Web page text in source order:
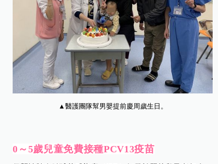
▲醫護團隊幫男嬰提前慶周歲生日。
0 ～5歲兒童免費接種PCV13疫苗